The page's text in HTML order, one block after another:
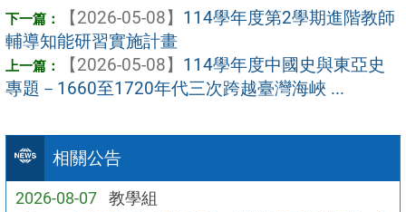
相關公告
2026-08-07 教學組
【2026-05-08】 114學年度第2學期進階教師
輔導知能研習實施計畫
【2026-05-08】 114學年度中國史與東亞史
專題－1660至1720年代三次跨越臺灣海峽 ...